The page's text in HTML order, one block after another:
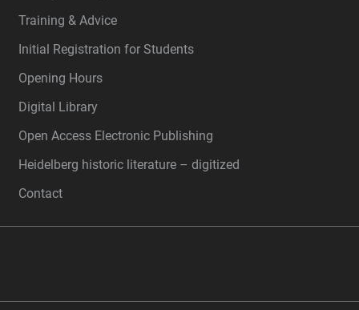
Training & Advice
Initial Registration for Students
Opening Hours
Digital Library
Open Access Electronic Publishing
Heidelberg historic literature – digitized
Contact